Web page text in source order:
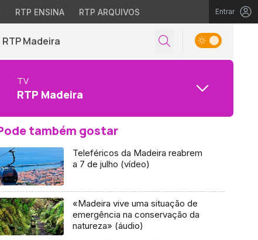
RTP ENSINA RTP ARQUIVOS Entrar
RTP Madeira
TV
RTP Madeira
também gostar
Teleféricos da Madeira reabrem
a 7 de julho (vídeo)
«Madeira vive uma situação de
emergência na conservação da
natureza» (áudio)